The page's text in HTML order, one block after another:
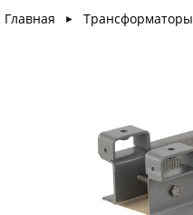
Главная ► Трансформаторы